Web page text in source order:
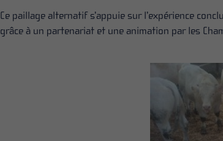
Ce paillage alternatif s’appuie sur l’expérience
grâce à un partenariat et une animation par les